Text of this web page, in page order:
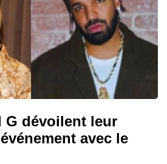
G dévoilent leur
avec le